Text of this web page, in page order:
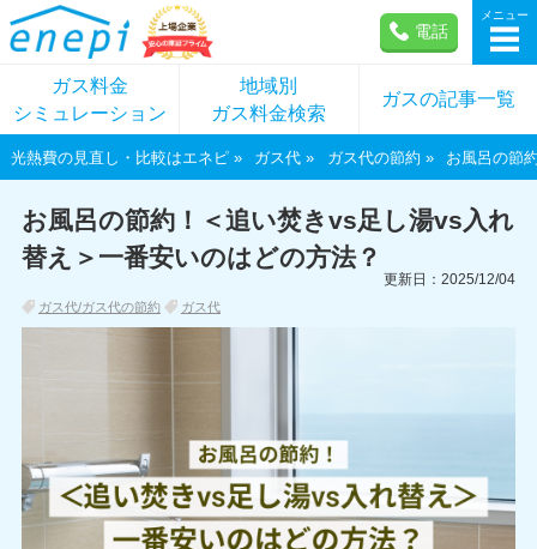
電話
メニュー
ガス料金
シミュレーション
地域別
ガス料金検索
ガスの記事一覧
光熱費の見直し・比較はエネピ ガス代 ガス代の節約 お風呂の節
お風呂の節約！＜追い焚きvs足し湯vs入れ
替え＞一番安いのはどの方法？
ガス代/ガス代の節約 ガス代
更新日：2025/12/04